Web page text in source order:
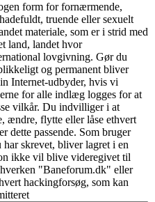
form for fornærmende,
truende eller sexuelt
materiale, som er i strid med
land, landet hvor
lovgivning. Gør du
og permanent bliver
Internet-udbyder, hvis vi
for alle indlæg logges for at
vilkår. Du indvilliger i at
ændre, flytte eller låse ethvert
dette passende. Som bruger
skrevet, bliver lagret i en
ikke vil blive videregivet til
"Baneforum.dk" eller
hackingforsøg, som kan